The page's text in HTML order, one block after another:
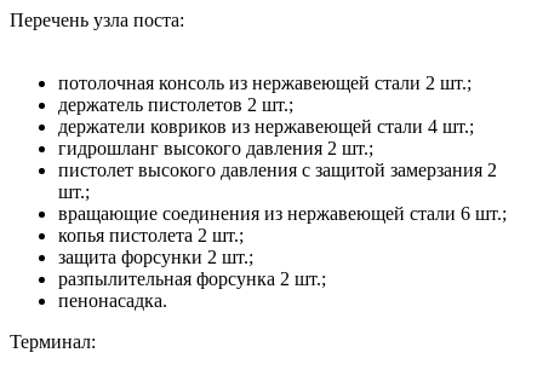
Перечень узла поста:
потолочная консоль из нержавеющей стали 2 шт.;
держатель пистолетов 2 шт.;
держатели ковриков из нержавеющей стали 4 шт.;
гидрошланг высокого давления 2 шт.;
пистолет высокого давления с защитой замерзания 2
шт.;
вращающие соединения из нержавеющей стали 6 шт.;
копья пистолета 2 шт.;
защита форсунки 2 шт.;
разпылительная форсунка 2 шт.;
пенонасадка.
Терминал: